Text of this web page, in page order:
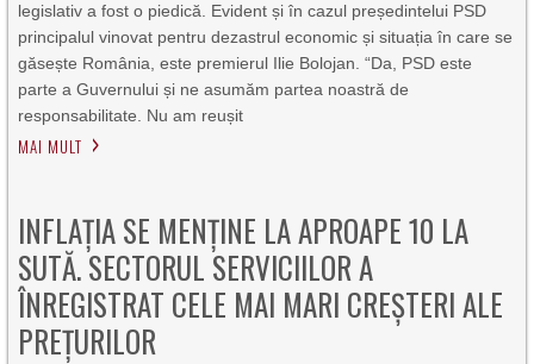
legislativ a fost o piedică. Evident și în cazul președintelui PSD
principalul vinovat pentru dezastrul economic și situația în care se
găsește România, este premierul Ilie Bolojan. “Da, PSD este
parte a Guvernului și ne asumăm partea noastră de
responsabilitate. Nu am reușit
MAI MULT
INFLAȚIA SE MENȚINE LA APROAPE 10 LA
SUTĂ. SECTORUL SERVICIILOR A
ÎNREGISTRAT CELE MAI MARI CREȘTERI ALE
PREȚURILOR